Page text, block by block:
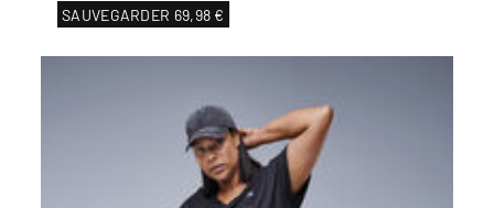
SAUVEGARDER 69,98 €